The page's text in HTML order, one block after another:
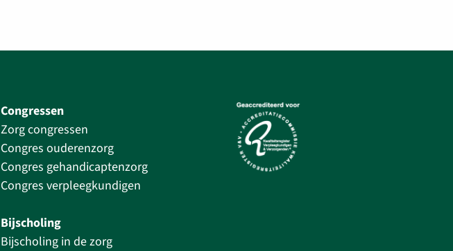
Congressen
Zorg congressen
Congres ouderenzorg
Congres gehandicaptenzorg
Congres verpleegkundigen
Bijscholing
Bijscholing in de zorg